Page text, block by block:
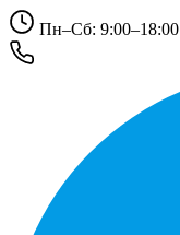
Пн–Сб: 9:00–18:00